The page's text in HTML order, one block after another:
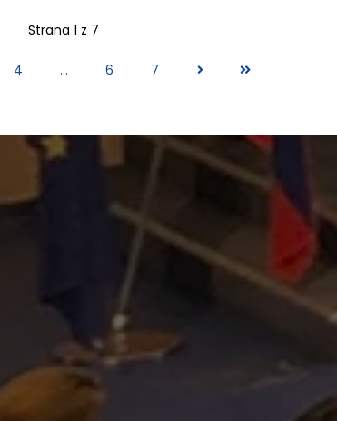
Strana 1 z 7
4 ... 6 7